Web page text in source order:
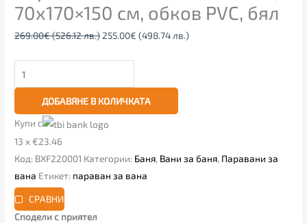
70х170×150 см, обков PVC, бял
269.00€(526.12 лв.) 255.00€ (498.74 лв.)
ДОБАВЯНЕ В КОЛИЧКАТА
Купи с
13 x €23.46
Код: BXF220001 Категории: Баня, Вани за баня, Паравани за
вана Етикет: параван за вана
СРАВНИ
Сподели с приятел